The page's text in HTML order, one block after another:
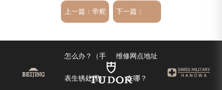
上一篇： 帝舵
怎么办？（手
表生锈处理）
下一篇：
维修网点地址
在哪？